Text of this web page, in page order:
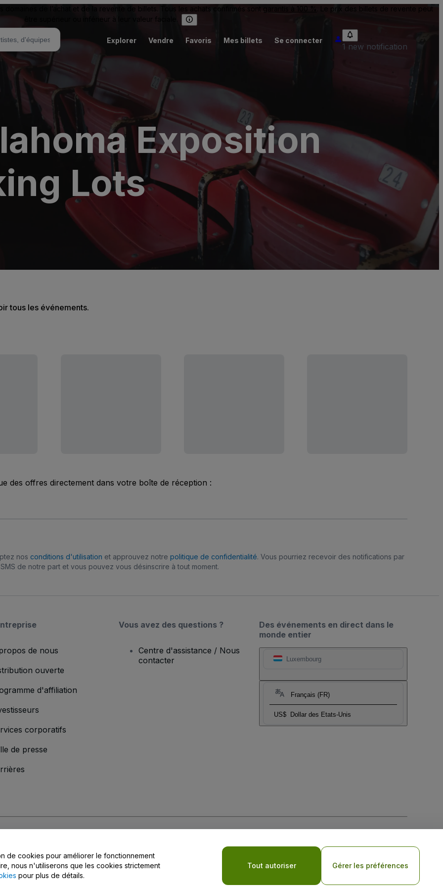
domaines de l’achat et de la revente de billets. Tous les achats confirmés sont garantis à 100 %
. Le prix des billets de revente peut
être supérieur ou inférieur à leur valeur faciale.
Explorer Vendre Favoris Mes billets Se connecter
1 new notification
Exposition
Lots
tous les événements.
des offres directement dans votre boîte de réception :
nos conditions d'utilisation et approuvez notre politique de confidentialité. Vous pourriez recevoir des notifications par
SMS de notre part et vous pouvez vous désinscrire à tout moment.
Des événements en direct dans le
monde entier
Luxembourg
Français (FR)
US$ Dollar des Etats-Unis
de nous
ouverte
d'affiliation
corporatifs
de presse
Vous avez des questions ?
Centre d'assistance / Nous
contacter
Politique de confidentialité pour les appareils mobiles
de confidentialité
de cookies pour améliorer le fonctionnement
nous n'utiliserons que les cookies strictement
pour plus de détails.
Tout autoriser Gérer les préférences